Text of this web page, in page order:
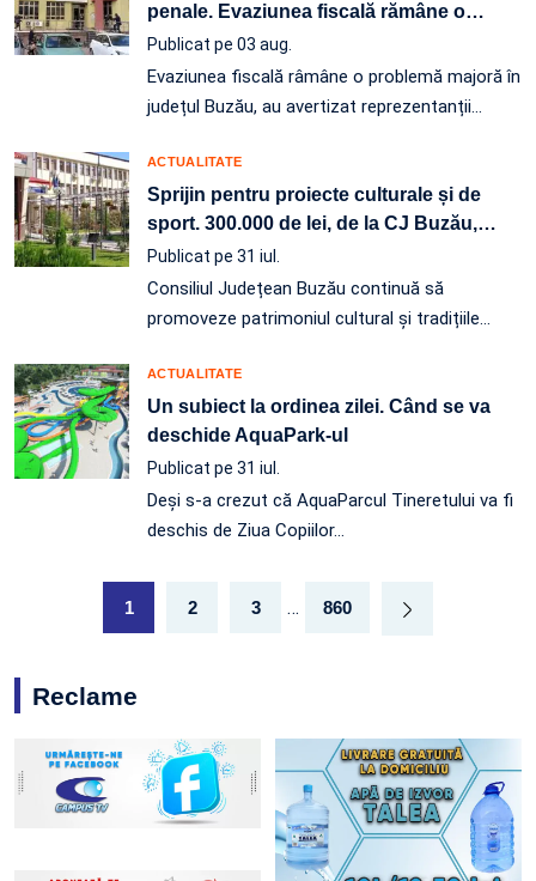
penale. Evaziunea fiscală rămâne o…
Publicat pe 03 aug.
Evaziunea fiscală râmâne o problemă majoră în
județul Buzău, au avertizat reprezentanții…
ACTUALITATE
Sprijin pentru proiecte culturale și de
sport. 300.000 de lei, de la CJ Buzău,…
Publicat pe 31 iul.
Consiliul Județean Buzău continuă să
promoveze patrimoniul cultural și tradițiile…
ACTUALITATE
Un subiect la ordinea zilei. Când se va
deschide AquaPark-ul
Publicat pe 31 iul.
Deși s-a crezut că AquaParcul Tineretului va fi
deschis de Ziua Copiilor…
1 2 3 … 860
Reclame